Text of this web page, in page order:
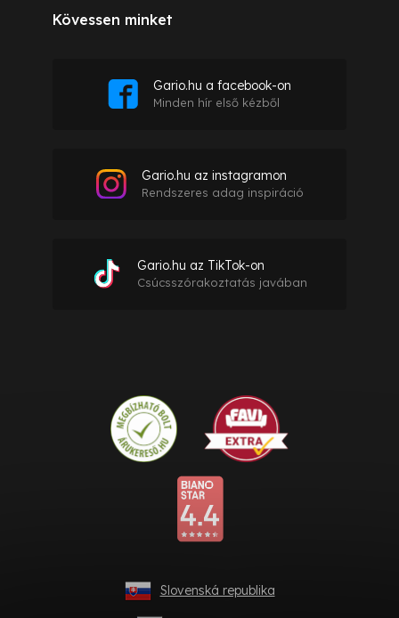
Kövessen minket
Gario.hu a facebook-on
Minden hír első kézből
Gario.hu az instagramon
Rendszeres adag inspiráció
Gario.hu az TikTok-on
Csúcsszórakoztatás javában
Slovenská republika